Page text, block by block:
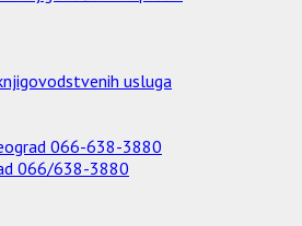
usluga
066-638-3880
066/638-3880